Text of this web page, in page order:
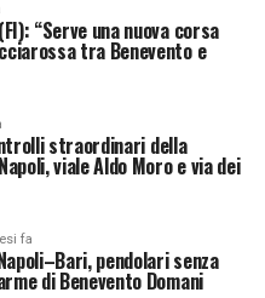
“Serve una nuova corsa
tra Benevento e
straordinari della
viale Aldo Moro e via dei
fa
pendolari senza
di Benevento Domani